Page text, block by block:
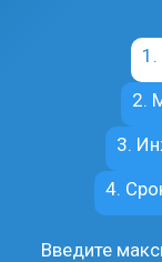
2.
3.
4.
Введите